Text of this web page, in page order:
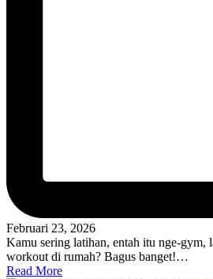
Februari 23, 2026
Kamu sering latihan, entah itu nge-gym,
workout di rumah? Bagus banget!…
Read More